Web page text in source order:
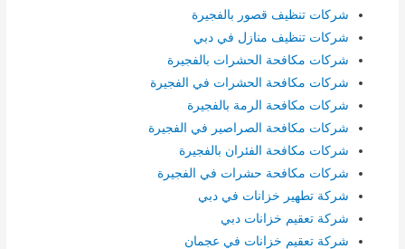
شركات تنظيف قصور بالفجيرة
شركات تنظيف منازل في دبي
شركات مكافحة الحشرات بالفجيرة
شركات مكافحة الحشرات في الفجيرة
شركات مكافحة الرمة بالفجيرة
شركات مكافحة الصراصير في الفجيرة
شركات مكافحة الفئران بالفجيرة
شركات مكافحة حشرات في الفجيرة
شركة تطهير خزانات في دبي
شركة تعقيم خزانات دبي
شركة تعقيم خزانات في عجمان